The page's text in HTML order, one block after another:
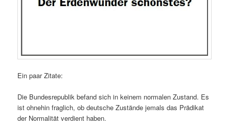
Ein paar Zitate:
Die Bundesrepublik befand sich in keinem normalen Zustand. Es
ist ohnehin fraglich, ob deutsche Zustände jemals das Prädikat
der Normalität verdient haben.